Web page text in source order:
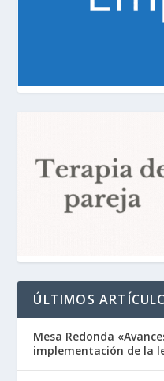
ÚLTIMOS
Mesa Redonda
implementación de la